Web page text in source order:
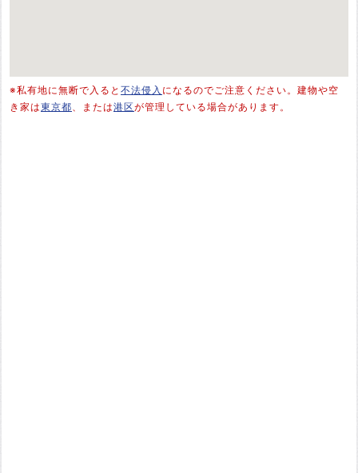
※私有地に無断で入ると 不法侵入 になるのでご注意ください。建物や空
き家は東京都 、または港区が管理している場合があります。